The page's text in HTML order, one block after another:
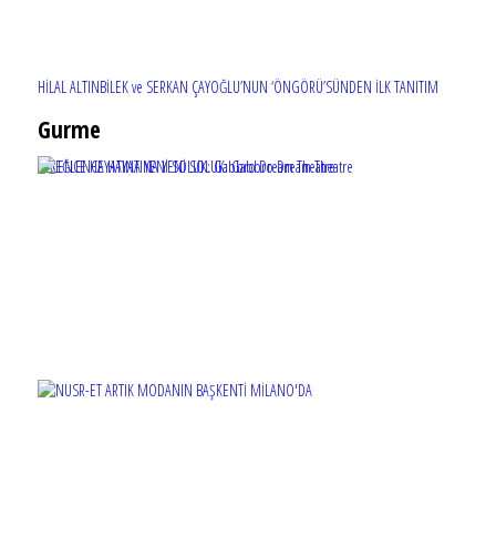
HİLAL ALTINBİLEK ve SERKAN ÇAYOĞLU’NUN ‘ÖNGÖRÜ’SÜNDEN İLK TANITIM
Gurme
EĞLENCE HAYATINA YENİ SOLUK: Gabbro Dream Theatre